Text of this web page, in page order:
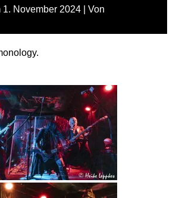
1. November 2024 | Von